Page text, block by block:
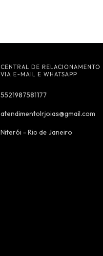
CENTRAL DE
VIA E-MAIL E WHATSAPP
5521987581177
atendimentolrjoias@gmail.com
Niterói - Rio de Janeiro